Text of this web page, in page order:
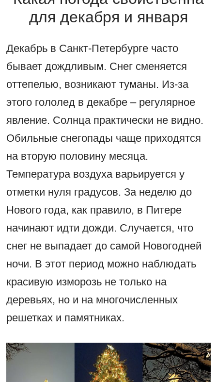
для декабря и января
Декабрь в Санкт-Петербурге часто
бывает дождливым. Снег сменяется
оттепелью, возникают туманы. Из-за
этого гололед в декабре – регулярное
явление. Солнца практически не видно.
Обильные снегопады чаще приходятся
на вторую половину месяца.
Температура воздуха варьируется у
отметки нуля градусов. За неделю до
Нового года, как правило, в Питере
начинают идти дожди. Случается, что
снег не выпадает до самой Новогодней
ночи. В этот период можно наблюдать
красивую изморозь не только на
деревьях, но и на многочисленных
решетках и памятниках.